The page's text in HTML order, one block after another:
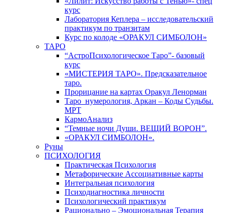
курс
Лаборатория Кеплера – исследовательский
практикум по транзитам
Курс по колоде «ОРАКУЛ СИМБОЛОН»
ТАРО
“АстроПсихологическое Таро”- базовый
курс
«МИСТЕРИЯ ТАРО». Предсказательное
таро.
Прорицание на картах Оракул Ленорман
Таро_нумерология, Аркан – Коды Судьбы.
МРТ
КармоАнализ
“Темные ночи Души. ВЕЩИЙ ВОРОН”.
«ОРАКУЛ СИМБОЛОН».
Руны
ПСИХОЛОГИЯ
Практическая Психология
Метафорические Ассоциативные карты
Интегральная психология
Психодиагностика личности
Психологический практикум
Рационально – Эмоциональная Терапия